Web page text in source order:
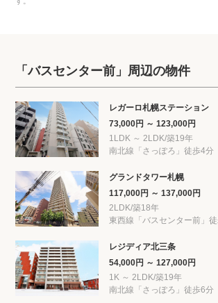
「バスセンター前」周辺の物件
レガーロ札幌ステーション
73,000円 ～ 123,000円
1LDK ～ 2LDK/築19年
南北線「さっぽろ」徒歩4分
グランドタワー札幌
117,000円 ～ 137,000円
2LDK/築18年
東西線「バスセンター前」
レジディア北三条
54,000円 ～ 127,000円
1K ～ 2LDK/築19年
南北線「さっぽろ」徒歩6分